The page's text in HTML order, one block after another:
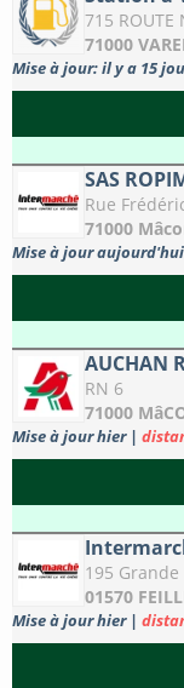
715 ROUTE
71000
Mise à jour: il y a 15
SAS
Rue
71000
Mise à jour aujourd'hui
AUCHAN
RN 6
71000
Mise à jour hier |
195 Grande
01570
Mise à jour hier |